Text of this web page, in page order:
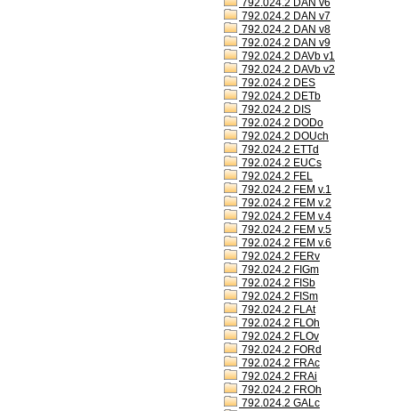
792.024.2 DAN v6
792.024.2 DAN v7
792.024.2 DAN v8
792.024.2 DAN v9
792.024.2 DAVb v1
792.024.2 DAVb v2
792.024.2 DES
792.024.2 DETb
792.024.2 DIS
792.024.2 DODo
792.024.2 DOUch
792.024.2 ETTd
792.024.2 EUCs
792.024.2 FEL
792.024.2 FEM v.1
792.024.2 FEM v.2
792.024.2 FEM v.4
792.024.2 FEM v.5
792.024.2 FEM v.6
792.024.2 FERv
792.024.2 FIGm
792.024.2 FISb
792.024.2 FISm
792.024.2 FLAt
792.024.2 FLOh
792.024.2 FLOv
792.024.2 FORd
792.024.2 FRAc
792.024.2 FRAi
792.024.2 FROh
792.024.2 GALc